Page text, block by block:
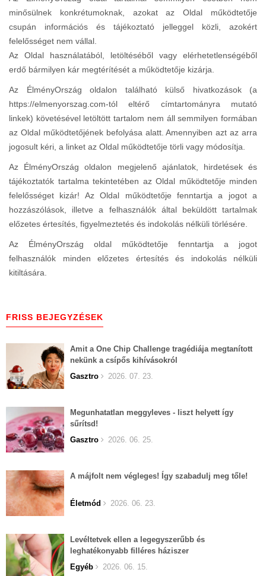
minősülnek konkrétumoknak, azokat az Oldal működtetője
csupán információs és tájékoztató jelleggel közli, azokért
felelősséget nem vállal.
Az Oldal használatából, letöltéséből vagy elérhetetlenségéből
erdő bármilyen kár megtérítését a működtetője kizárja.
Az ÉlményOrszág oldalon található külső hivatkozások (a
https://elmenyorszag.com-tól eltérő címtartományra mutató
linkek) követésével letöltött tartalom nem áll semmilyen formában
az Oldal működtetőjének befolyása alatt. Amennyiben azt az arra
jogosult kéri, a linket az Oldal működtetője törli vagy módosítja.
Az ÉlményOrszág oldalon megjelenő ajánlatok, hirdetések és
tájékoztatók tartalma tekintetében az Oldal működtetője minden
felelősséget kizár! Az Oldal működtetője fenntartja a jogot a
hozzászólások, illetve a felhasználók által beküldött tartalmak
előzetes értesítés, figyelmeztetés és indokolás nélküli törlésére.
Az ÉlményOrszág oldal működtetője fenntartja a jogot
felhasználók minden előzetes értesítés és indokolás nélküli
kitiltására.
FRISS BEJEGYZÉSEK
Amit a One Chip Challenge tragédiája megtanított
nekünk a csípős kihívásokról
Gasztro
2026. 07. 23.
Megunhatatlan meggyleves - liszt helyett így
sűrítsd!
Gasztro
2026. 06. 25.
A májfolt nem végleges! Így szabadulj meg tőle!
Életmód 2026. 06. 23.
Levéltetvek ellen a legegyszerűbb és
leghatékonyabb filléres háziszer
Egyéb
2026. 06. 15.